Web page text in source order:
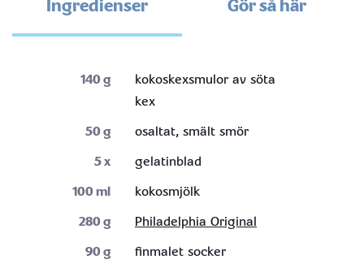
Ingredienser Gör så här
140g
kokoskexsmulor av söta
kex
50g
osaltat, smält smör
5x
gelatinblad
100ml
kokosmjölk
280g
Philadelphia Original
90g
finmalet socker